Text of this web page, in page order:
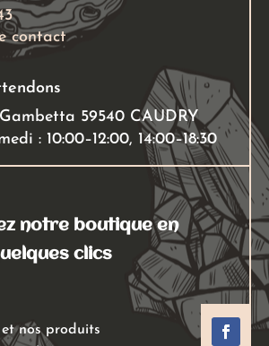
contact
59540 CAUDRY
: 10:00–12:00, 14:00–18:30
notre boutique en
clics
nos produits